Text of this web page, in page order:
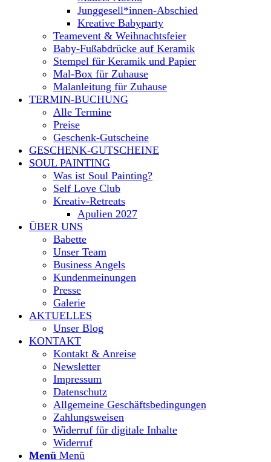
Junggesell*innen-Abschied
Kreative Babyparty
Teamevent & Weihnachtsfeier
Baby-Fußabdrücke auf Keramik
Stempel für Keramik und Papier
Mal-Box für Zuhause
Malanleitung für Zuhause
TERMIN-BUCHUNG
Alle Termine
Preise
Geschenk-Gutscheine
GESCHENK-GUTSCHEINE
SOUL PAINTING
Was ist Soul Painting?
Self Love Club
Kreativ-Retreats
Apulien 2027
ÜBER UNS
Babette
Unser Team
Business Angels
Kundenmeinungen
Presse
Galerie
AKTUELLES
Unser Blog
KONTAKT
Kontakt & Anreise
Newsletter
Impressum
Datenschutz
Allgemeine Geschäftsbedingungen
Zahlungsweisen
Widerruf für digitale Inhalte
Widerruf
Menü Menü